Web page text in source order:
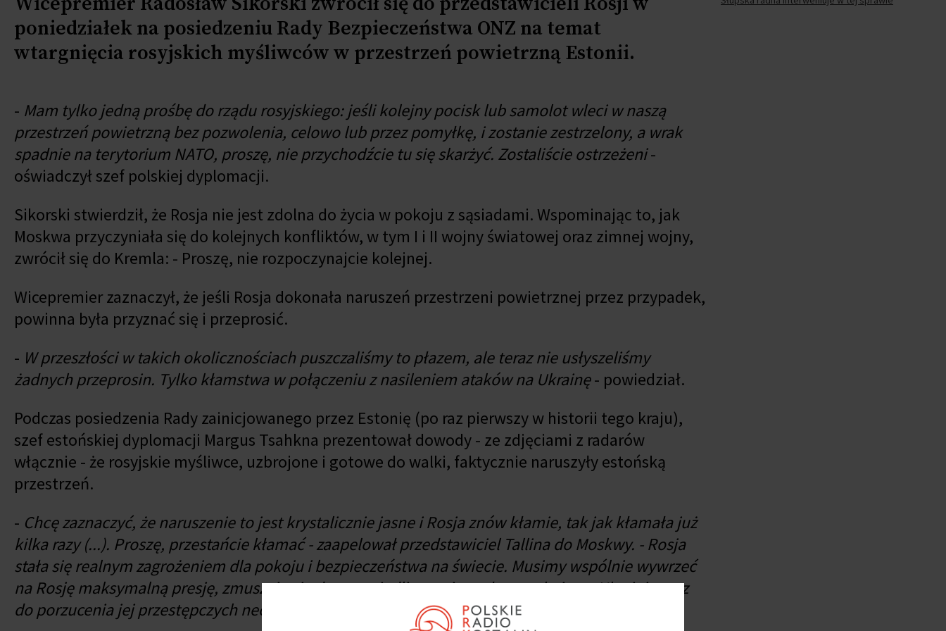
poniedziałek na posiedzeniu Rady Bezpieczeństwa ONZ na temat
wtargnięcia rosyjskich myśliwców w przestrzeń powietrzną Estonii.
- Mam tylko jedną prośbę do rządu rosyjskiego: jeśli kolejny pocisk lub samolot wleci w naszą
przestrzeń powietrzną bez pozwolenia, celowo lub przez pomyłkę, i zostanie zestrzelony, a wrak
spadnie na terytorium NATO, proszę, nie przychodźcie tu się skarżyć. Zostaliście ostrzeżeni-
oświadczył szef polskiej dyplomacji.
Sikorski stwierdził, że Rosja nie jest zdolna do życia w pokoju z sąsiadami. Wspominając to, jak
Moskwa przyczyniała się do kolejnych konfliktów, w tym I i II wojny światowej oraz zimnej wojny,
zwrócił się do Kremla: - Proszę, nie rozpoczynajcie kolejnej.
Wicepremier zaznaczył, że jeśli Rosja dokonała naruszeń przestrzeni powietrznej przez przypadek,
powinna była przyznać się i przeprosić.
- W przeszłości w takich okolicznościach puszczaliśmy to płazem, ale teraz nie usłyszeliśmy
żadnych przeprosin. Tylko kłamstwa w połączeniu z nasileniem ataków na Ukrainę- powiedział.
Podczas posiedzenia Rady zainicjowanego przez Estonię (po raz pierwszy w historii tego kraju),
szef estońskiej dyplomacji Margus Tsahkna prezentował dowody - ze zdjęciami z radarów
włącznie - że rosyjskie myśliwce, uzbrojone i gotowe do walki, faktycznie naruszyły estońską
przestrzeń.
- Chcę zaznaczyć, że naruszenie to jest krystalicznie jasne i Rosja znów kłamie, tak jak kłamała już
kilka razy (...). Proszę, przestańcie kłamać - zaapelował przedstawiciel Tallina do Moskwy. - Rosja
stała się realnym zagrożeniem dla pokoju i bezpieczeństwa na świecie. Musimy wspólnie wywrzeć
na Rosję maksymalną presję, zmuszając ją do sprawiedliwego i trwałego pokoju na Ukrainie oraz
do porzucenia jej przestępczych neokolonialnych i imperialnych ambicji- wezwał Tsahkna.